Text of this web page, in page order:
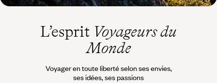
L’esprit Voyageurs du
Monde
Voyager en toute liberté selon ses envies,
ses idées, ses passions